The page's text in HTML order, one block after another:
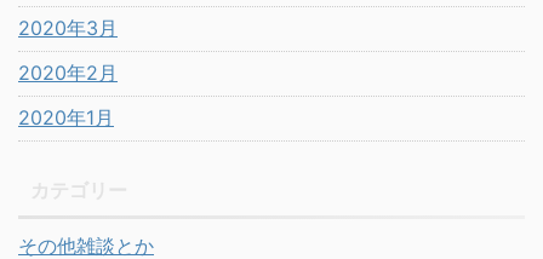
2020年3月
2020年2月
2020年1月
その他雑談とか